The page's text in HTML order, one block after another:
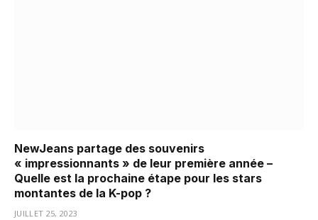
NewJeans partage des souvenirs
« impressionnants » de leur première année –
Quelle est la prochaine étape pour les stars
montantes de la K-pop ?
JUILLET 25, 2023